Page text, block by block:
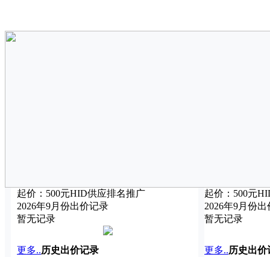
起价： 500元HID供应排名推广
2026年9月份出价记录
暂无记录
起价： 500元
2026年9月份
暂无记录
更多..历史出价记录
更多..历史出价